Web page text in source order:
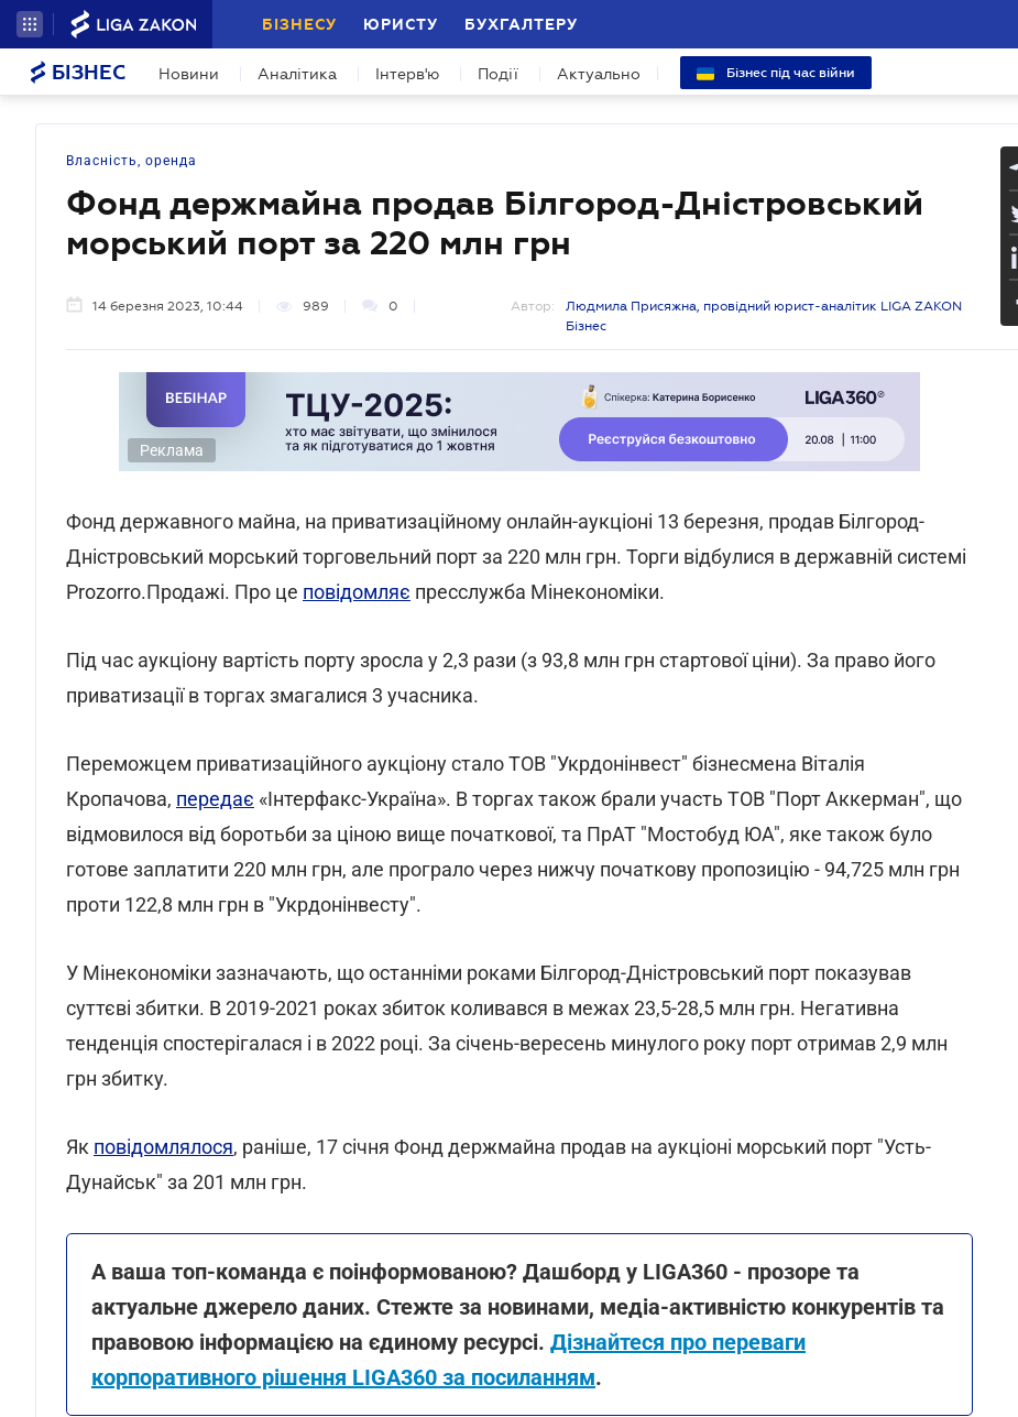
БІЗНЕСУ ЮРИСТУ БУХГАЛТЕРУ
БІЗНЕС Новини Аналітика Інтерв'ю Події Актуально Бізнес під час війни
Власність, оренда
Фонд держмайна продав Білгород-Дністровський
морський порт за 220 млн грн
14 березня 2023, 10:44 989 0 Автор:
Людмила Присяжна, провідний юрист-аналітик LIGA ZAKON
Бізнес
Реклама
Фонд державного майна, на приватизаційному онлайн-аукціоні 13 березня, продав Білгород-
Дністровський морський торговельний порт за 220 млн грн. Торги відбулися в державній системі
Prozorro.Продажі. Про це повідомляє пресслужба Мінекономіки.
Під час аукціону вартість порту зросла у 2,3 рази (з 93,8 млн грн стартової ціни). За право його
приватизації в торгах змагалися 3 учасника.
Переможцем приватизаційного аукціону стало ТОВ "Укрдонінвест" бізнесмена Віталія
Кропачова, передає «Інтерфакс-Україна». В торгах також брали участь ТОВ "Порт Аккерман", що
відмовилося від боротьби за ціною вище початкової, та ПрАТ "Мостобуд ЮА", яке також було
готове заплатити 220 млн грн, але програло через нижчу початкову пропозицію - 94,725 млн грн
проти 122,8 млн грн в "Укрдонінвесту".
У Мінекономіки зазначають, що останніми роками Білгород-Дністровський порт показував
суттєві збитки. В 2019-2021 роках збиток коливався в межах 23,5-28,5 млн грн. Негативна
тенденція спостерігалася і в 2022 році. За січень-вересень минулого року порт отримав 2,9 млн
грн збитку.
Як повідомлялося, раніше, 17 січня Фонд держмайна продав на аукціоні морський порт "Усть-
Дунайськ" за 201 млн грн.
А ваша топ-команда є поінформованою? Дашборд у LIGA360 - прозоре та
актуальне джерело даних. Стежте за новинами, медіа-активністю конкурентів та
правовою інформацією на єдиному ресурсі. Дізнайтеся про переваги
корпоративного рішення LIGA360 за посиланням.